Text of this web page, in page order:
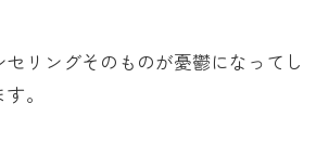
リングそのものが憂鬱になってし
。